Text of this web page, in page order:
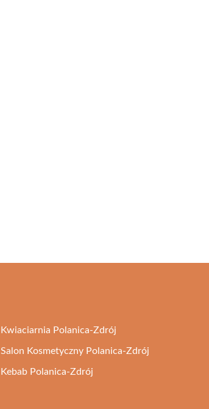
Kwiaciarnia Polanica-Zdrój
Salon Kosmetyczny Polanica-Zdrój
Kebab Polanica-Zdrój